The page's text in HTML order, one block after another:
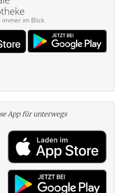
immer im Blick
App für unterwegs